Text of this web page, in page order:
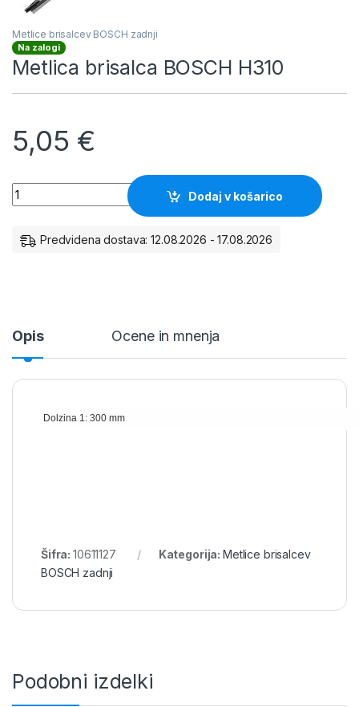
Metlice brisalcev BOSCH zadnji
Na zalogi
Metlica brisalca BOSCH H310
5,05 €
Metlica brisalca BOSCH H310 količina
Dodaj v košarico
Predvidena dostava: 12.08.2026 - 17.08.2026
Opis Ocene in mnenja
Dolzina 1: 300 mm
Šifra:10611127 Kategorija: Metlice brisalcev
BOSCH zadnji
Podobni izdelki